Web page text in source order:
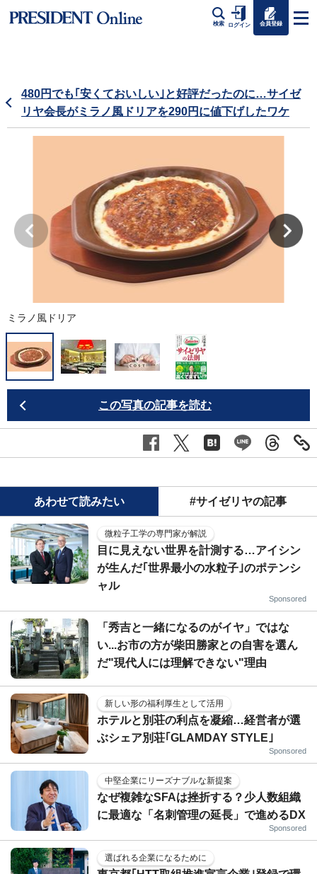
検索 ログイン 会員登録
480円でも｢安くておいしい｣と好評だったのに…サイゼ
リヤ会長がミラノ風ドリアを290円に値下げしたワケ
ミラノ風ドリア
この写真の記事を読む
あわせて読みたい #サイゼリヤの記事
微粒子工学の専門家が解説
目に見えない世界を計測する…アイシン
が生んだ｢世界最小の水粒子｣のポテンシ
ャル
Sponsored
「秀吉と一緒になるのがイヤ」ではな
い...お市の方が柴田勝家との自害を選ん
だ"現代人には理解できない"理由
新しい形の福利厚生として活用
ホテルと別荘の利点を凝縮…経営者が選
ぶシェア別荘｢GLAMDAY STYLE｣
Sponsored
中堅企業にリーズナブルな新提案
なぜ複雑なSFAは挫折する？少人数組織
に最適な「名刺管理の延長」で進めるDX
Sponsored
選ばれる企業になるために